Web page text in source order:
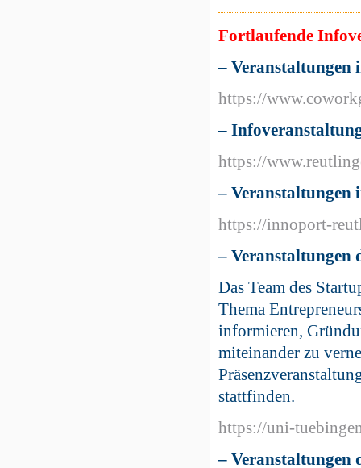
Fortlaufende
– Veranstaltungen
https://
–
https://
– Veranstaltungen
https://innoport-
– Veranstaltungen
Das Team des
Thema
informieren,
miteinander zu
stattfinden.
https://uni-
– Veranstaltungen